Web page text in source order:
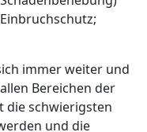
immer weiter und
Bereichen der
die schwierigsten
und die